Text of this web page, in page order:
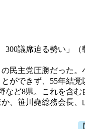
議席迫る勢い」
民主党圧勝だった。
ができず、55年結党
ど8県。これを含
、笹川堯総務会長